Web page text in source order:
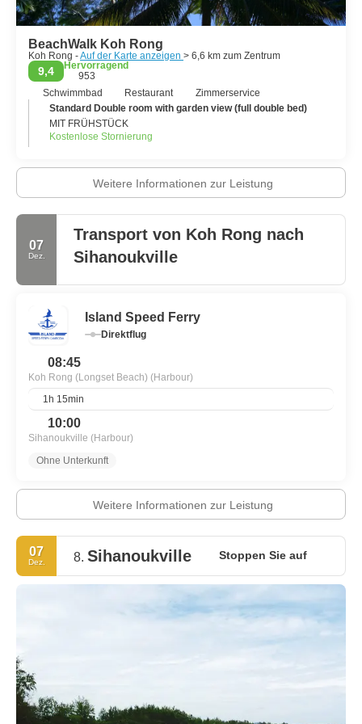
BeachWalk Koh Rong
Koh Rong -Auf der Karte anzeigen > 6,6 km zum Zentrum
9,4
Hervorragend
953
Schwimmbad
Restaurant
Zimmerservice
Standard Double room with garden view (full double bed)
MIT FRÜHSTÜCK
Kostenlose Stornierung
Weitere Informationen zur Leistung
07
Dez.
Transport von Koh Rong nach
Sihanoukville
Island Speed Ferry
Direktflug
08:45
Koh Rong (Longset Beach) (Harbour)
1h 15min
10:00
Sihanoukville (Harbour)
Ohne Unterkunft
Weitere Informationen zur Leistung
07
Dez. 8. Sihanoukville Stoppen Sie auf